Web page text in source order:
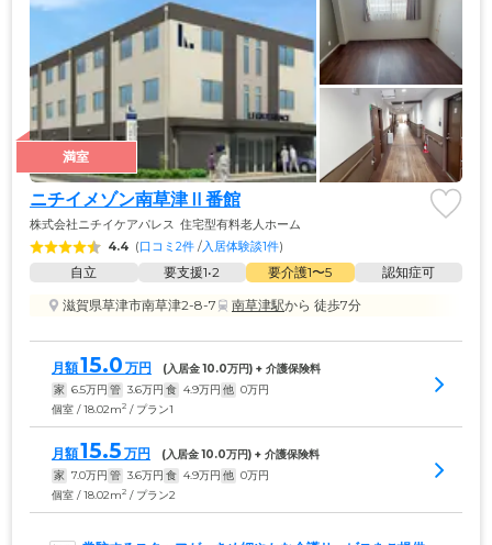
満室
ニチイメゾン南草津Ⅱ番館
株式会社ニチイケアパレス 住宅型有料老人ホーム
4.4 (口コミ2件 /入居体験談1件)
自立 要支援1•2 要介護1〜5
認知症可
滋賀県草津市南草津2-8-7
南草津駅から 徒歩7分
月額15.0 万円 (入居金 10.0万円) + 介護保険料
家 6.5万円 管 3.6万円 食 4.9万円 他 0万円
個室 / 18.02m2 / プラン1
月額15.5 万円 (入居金 10.0万円) + 介護保険料
家 7.0万円 管 3.6万円 食 4.9万円 他 0万円
個室 / 18.02m2 / プラン2